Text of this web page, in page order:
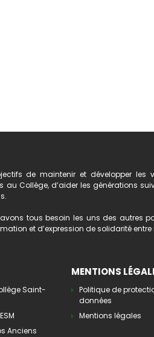
de maintenir et développer les
Collège, d’aider les générations
tous besoin les uns des autres
et d’expression de solidarité entre
Saint-
Anciens
MENTIONS
Politique de
données
Mentions légales